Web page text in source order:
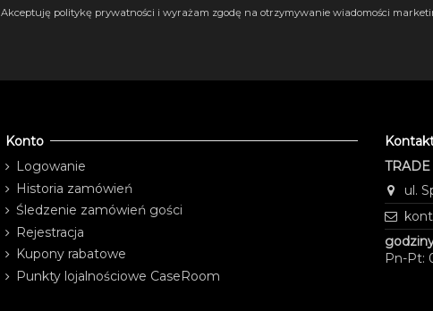
Akceptuję politykę prywatności i wyrażam zgodę na otrzymywanie wiadomości
Konto
Logowanie
Historia zamówień
Śledzenie zamówień gości
Rejestracja
Kupony rabatowe
Punkty lojalnościowe CaseRoom
ul.
Pn-Pt: